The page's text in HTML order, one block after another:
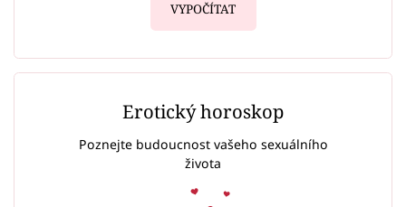
VYPOČÍTAT
Erotický horoskop
Poznejte budoucnost vašeho sexuálního
života